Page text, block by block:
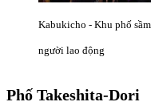
Kabukicho - Khu phố
người lao động
Phố Takeshita-Dori